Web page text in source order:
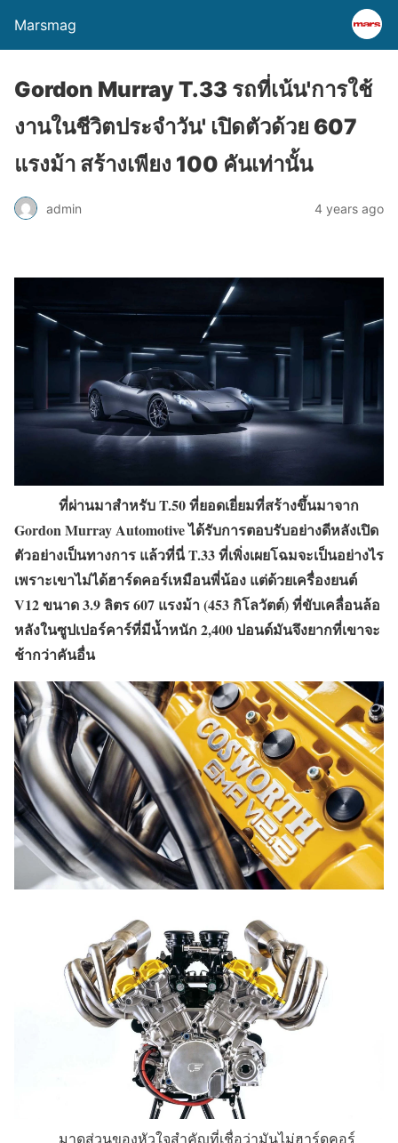
Marsmag
Gordon Murray T.33 รถที่เน้น'การใช้
งานในชีวิตประจำวัน' เปิดตัวด้วย 607
แรงม้า สร้างเพียง 100 คันเท่านั้น
admin 4 years ago
ที่ผ่านมาสำหรับ T.50 ที่ยอดเยี่ยมที่สร้างขึ้นมาจาก
Gordon Murray Automotive ได้รับการตอบรับอย่างดีหลังเปิด
ตัวอย่างเป็นทางการ แล้วที่นี่ T.33 ที่เพิ่งเผยโฉมจะเป็นอย่างไร
เพราะเขาไม่ได้ฮาร์ดคอร์เหมือนพี่น้อง แต่ด้วยเครื่องยนต์
V12 ขนาด 3.9 ลิตร 607 แรงม้า (453 กิโลวัตต์) ที่ขับเคลื่อนล้อ
หลังในซูปเปอร์คาร์ที่มีน้ำหนัก 2,400 ปอนด์มันจึงยากที่เขาจะ
ช้ากว่าคันอื่น
มาดูส่วนของหัวใจสำคัญที่เชื่อว่ามันไม่ฮาร์ดคอร์